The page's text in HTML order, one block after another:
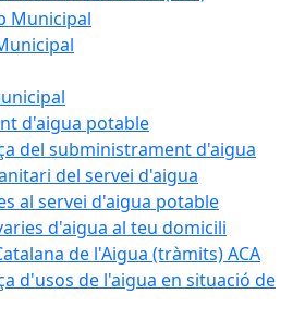
Municipal
d'aigua potable
del subministrament d'aigua
del servei d'aigua
al servei d'aigua potable
d'aigua al teu domicili
de l'Aigua (tràmits) ACA
d'usos de l'aigua en situació de